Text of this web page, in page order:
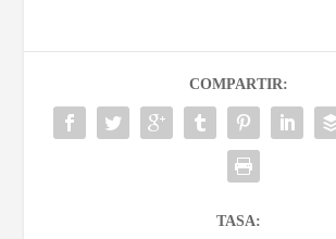
COMPARTIR:
TASA: